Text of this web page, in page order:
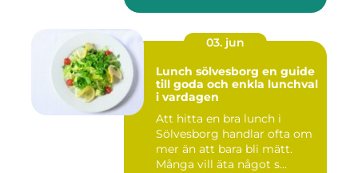
03. jun
Lunch sölvesborg en guide
till goda och enkla lunchval
i vardagen
Att hitta en bra lunch i
Sölvesborg handlar ofta om
mer än att bara bli mätt.
Många vill äta något s...